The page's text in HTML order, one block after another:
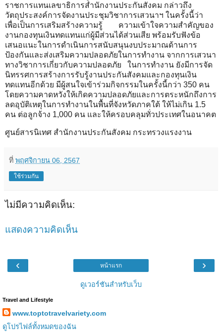
ราชการแทนเลขาธิการสำนักงานประกันสังคม กล่าวถึง
วัตถุประสงค์การจัดงานประชุมวิชาการเสวนาฯ ในครั้งนี้ว่า
เพื่อเป็นการเสริมสร้างความรู้ ความเข้าใจความสำคัญของ
งานกองทุนเงินทดแทนแก่ผู้มีส่วนได้ส่วนเสีย พร้อมรับฟังข้อ
เสนอแนะในการดำเนินการสนับสนุนงบประมาณด้านการ
ป้องกันและส่งเสริมความปลอดภัยในการทำงาน จากการเสวนา
ทางวิชาการเกี่ยวกับความปลอดภัย ในการทำงาน ยังมีการจัด
นิทรรศการสร้างการรับรู้งานประกันสังคมและกองทุนเงิน
ทดแทนอีกด้วย มีผู้สนใจเข้าร่วมกิจกรรมในครั้งนี้กว่า 350 คน
โดยความคาดหวังให้เกิดความปลอดภัยและการตระหนักถึงการ
ลดอุบัติเหตุในการทำงานในพื้นที่จังหวัดภาคใต้ ให้ไม่เกิน 1.5
คน ต่อลูกจ้าง 1,000 คน และให้ครอบคลุมทั่วประเทศในอนาคต
ศูนย์สารนิเทศ สำนักงานประกันสังคม กระทรวงแรงงาน
ที่ พฤศจิกายน 06, 2567
ใช้ร่วมกัน
ไม่มีความคิดเห็น:
แสดงความคิดเห็น
‹ ›
หน้าแรก
ดูเวอร์ชันสำหรับเว็บ
Travel and Lifestyle
www.toptotravelvariety.com
ดูโปรไฟล์ทั้งหมดของฉัน